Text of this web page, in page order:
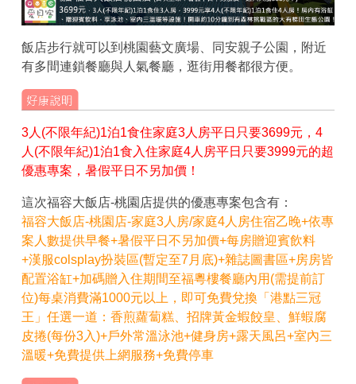
飯店步行就可以到桃園藝文廣場、同安親子公園，附近
有多間連鎖餐廳與人氣餐廳，逛街用餐都很方便。
3人(不限年紀)1泊1食住家庭3人房平日只要3699元，4
人(不限年紀)1泊1食入住家庭4人房平日只要3999元的超
優惠專案，暑假平日不另加價！
這次福容大飯店-桃園店提供的優惠專案包含有：
福容大飯店-桃園店-家庭3人房/家庭4人房住宿乙晚+依專
案人數提供早餐+暑假平日不另加價+每房贈迎賓飲料
+漢服colsplay扮裝區(暫定至7月底)+雜誌圖書區+房房皆
配置浴缸+加碼贈入住期間至福粵樓餐廳內用(需提前訂
位)每桌消費滿1000元以上，即可免費兌換「港點三冠
王」任選一道：香煎蘿蔔糕、招牌黃金蝦餃皇、鮮蝦腐
皮捲(每份3入)+戶外常溫泳池+健身房+露天風呂+室內三
溫暖+免費提供上網服務+免費停車